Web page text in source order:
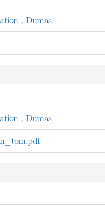
, Dumas
, Dumas